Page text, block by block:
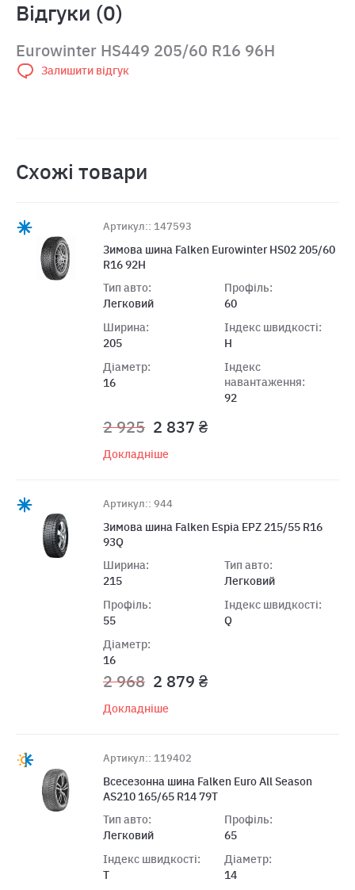
Відгуки (0)
Eurowinter HS449 205/60 R16 96H
Залишити відгук
Схожі товари
Артикул:: 147593
Зимова шина Falken Eurowinter HS02 205/60
R16 92H
Тип авто:
Легковий
Ширина:
205
Діаметр:
16
Профіль:
60
Індекс швидкості:
H
Індекс
навантаження:
92
2 925 2 837 ₴
Докладніше
Артикул:: 944
Зимова шина Falken Espia EPZ 215/55 R16
93Q
Ширина:
215
Профіль:
55
Діаметр:
16
Тип авто:
Легковий
Індекс швидкості:
Q
2 968 2 879 ₴
Докладніше
Артикул:: 119402
Всесезонна шина Falken Euro All Season
AS210 165/65 R14 79T
Тип авто:
Легковий
Індекс швидкості:
T
Профіль:
65
Діаметр:
14